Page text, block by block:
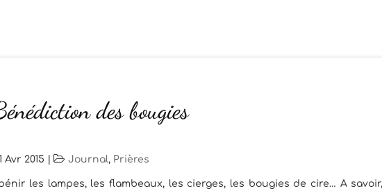
des bougies
Avr 2015 Journal, Prières
les lampes, les flambeaux, les cierges, les bougies de cire… A